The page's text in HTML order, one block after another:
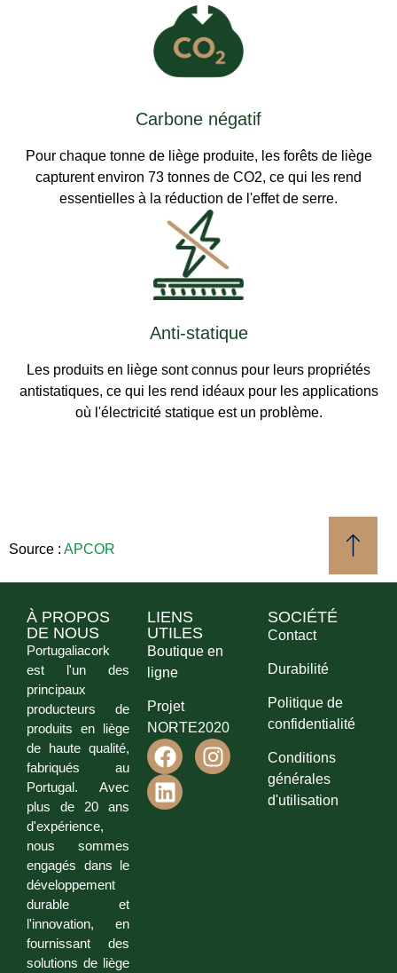
Carbone négatif
Pour chaque tonne de liège produite, les forêts de liège
capturent environ 73 tonnes de CO2, ce qui les rend
essentielles à la réduction de l'effet de serre.
Anti-statique
Les produits en liège sont connus pour leurs propriétés
antistatiques, ce qui les rend idéaux pour les applications
où l'électricité statique est un problème.
Source : APCOR
À PROPOS
DE NOUS
Portugaliacork
est l'un des
principaux
producteurs de
produits en liège
de haute qualité,
fabriqués au
Portugal. Avec
plus de 20 ans
d'expérience,
nous sommes
engagés dans le
développement
durable et
l'innovation, en
fournissant des
solutions de liège
LIENS
UTILES
Boutique en
ligne
Projet
NORTE2020
SOCIÉTÉ
Contact
Durabilité
Politique de
confidentialité
Conditions
générales
d'utilisation